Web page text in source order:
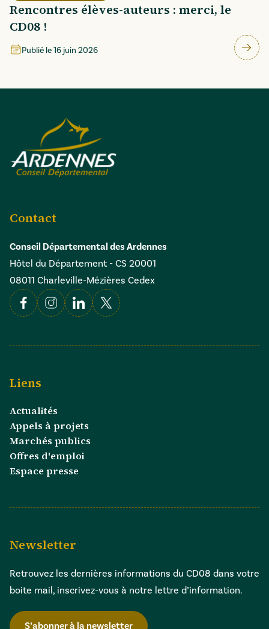
Rencontres élèves-auteurs : merci, le
CD08 !
Publié le16 juin 2026
Contact
Conseil Départemental des Ardennes
Hôtel du Département - CS 20001
08011 Charleville-Mézières Cedex
FacebookInstagramLinkedin
X
Liens
Actualités
Appels à projets
Marchés publics
Offres d'emploi
Espace presse
Newsletter
Retrouvez les dernières informations du CD08 dans votre
boite mail, inscrivez-vous à notre lettre d’information.
S’abonner à la newsletter